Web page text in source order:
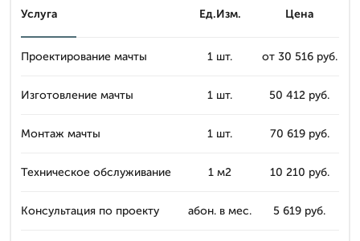
Услуга Ед.Изм. Цена
Проектирование мачты 1 шт. от 30 516 руб.
Изготовление мачты 1 шт. 50 412 руб.
Монтаж мачты 1 шт. 70 619 руб.
Техническое обслуживание 1 м2 10 210 руб.
Консультация по проекту абон. в мес. 5 619 руб.